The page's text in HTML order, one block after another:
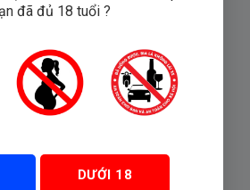
đã đủ 18 tuổi ?
DƯỚI 18